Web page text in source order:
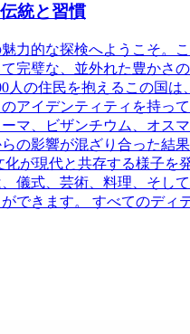
統と習慣
力的な探検へようこそ。
完璧な、並外れた豊かさ
人の住民を抱えるこの国は
アイデンティティを持っ
マ、ビザンチウム、オス
の影響が混ざり合った結
が現代と共存する様子を
儀式、芸術、料理、そし
できます。 すべてのディ